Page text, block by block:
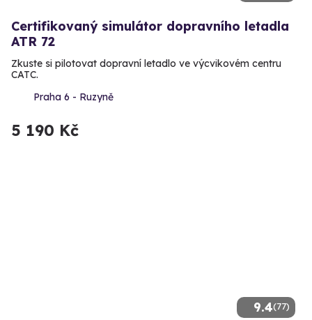
Certifikovaný simulátor dopravního letadla
ATR 72
Zkuste si pilotovat dopravní letadlo ve výcvikovém centru
CATC.
Praha 6 - Ruzyně
5 190 Kč
9.4(77)